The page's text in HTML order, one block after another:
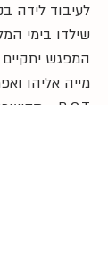
לעיבוד לידה
שילדו בימי
המפגש
מייה אליהו
B.O.T - תקשורת בשדה הלידה.